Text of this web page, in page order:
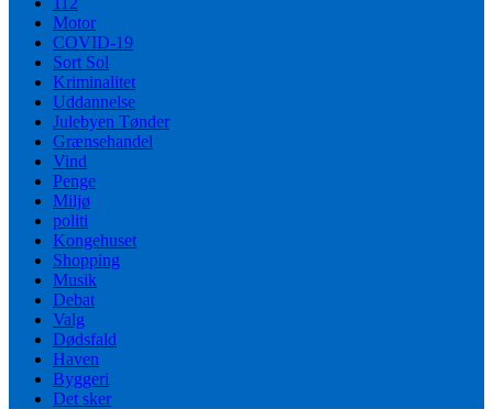
Motor
COVID-19
Sort Sol
Kriminalitet
Uddannelse
Julebyen Tønder
Grænsehandel
Vind
Penge
Miljø
politi
Kongehuset
Shopping
Musik
Debat
Valg
Dødsfald
Haven
Byggeri
Det sker